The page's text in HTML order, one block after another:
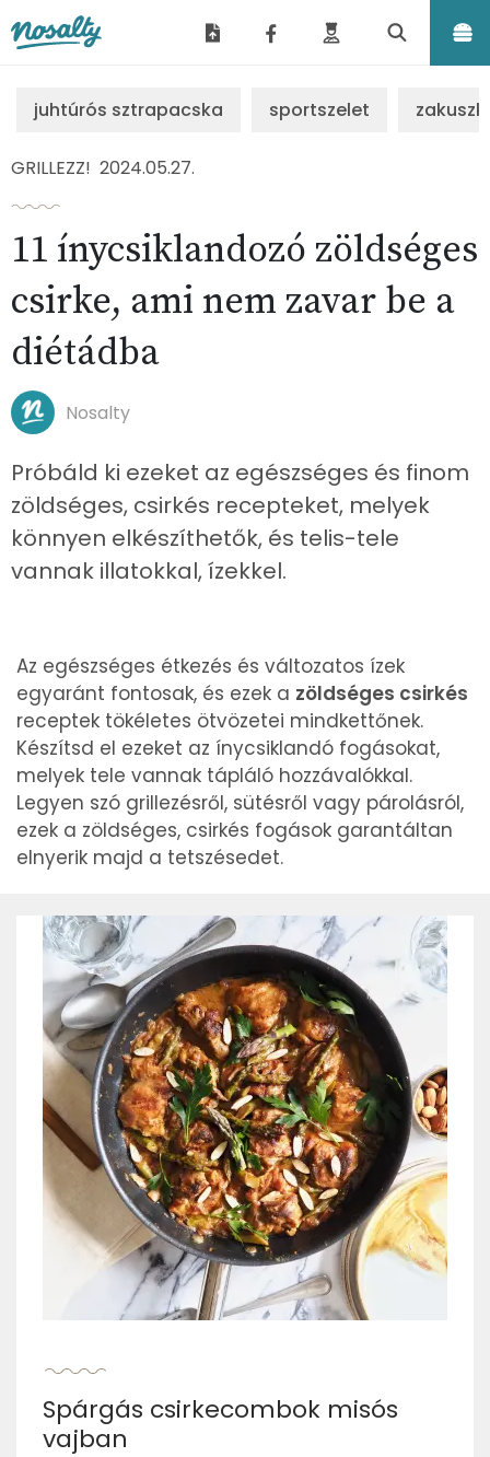
juhtúrós sztrapacska sportszelet
GRILLEZZ! 2024.05.27.
11 ínycsiklandozó zöldséges
csirke, ami nem zavar be a
diétádba
Nosalty
Próbáld ki ezeket az egészséges és finom
zöldséges, csirkés recepteket, melyek
könnyen elkészíthetők, és telis-tele
vannak illatokkal, ízekkel.
Az egészséges étkezés és változatos ízek
egyaránt fontosak, és ezek a zöldséges csirkés
receptek tökéletes ötvözetei mindkettőnek.
Készítsd el ezeket az ínycsiklandó fogásokat,
melyek tele vannak tápláló hozzávalókkal.
Legyen szó grillezésről, sütésről vagy párolásról,
ezek a zöldséges, csirkés fogások garantáltan
elnyerik majd a tetszésedet.
Spárgás csirkecombok misós
vajban